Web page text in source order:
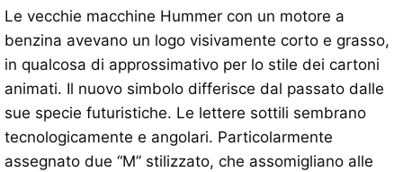
Le vecchie macchine Hummer con un motore a
benzina avevano un logo visivamente corto e grasso,
in qualcosa di approssimativo per lo stile dei cartoni
animati. Il nuovo simbolo differisce dal passato dalle
sue specie futuristiche. Le lettere sottili sembrano
tecnologicamente e angolari. Particolarmente
assegnato due “M” stilizzato, che assomigliano alle